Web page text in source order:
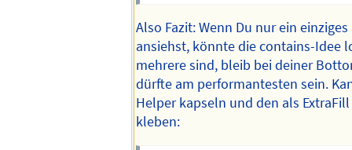
Also Fazit: Wenn Du nur ein
ansiehst, könnte die contains-Idee
mehrere sind, bleib bei deiner
dürfte am performantesten sein.
Helper kapseln und den als
kleben: